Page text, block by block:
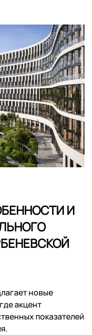
И
новые
акцент
показателей